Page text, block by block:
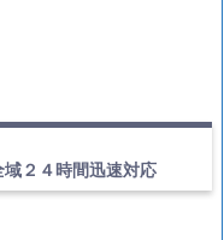
２４時間迅速対応